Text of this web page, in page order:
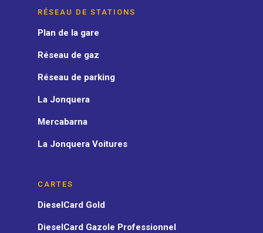
RÉSEAU DE STATIONS
Plan de la gare
Réseau de gaz
Réseau de parking
La Jonquera
Mercabarna
La Jonquera Voitures
CARTES
DieselCard Gold
DieselCard Gazole Professionnel